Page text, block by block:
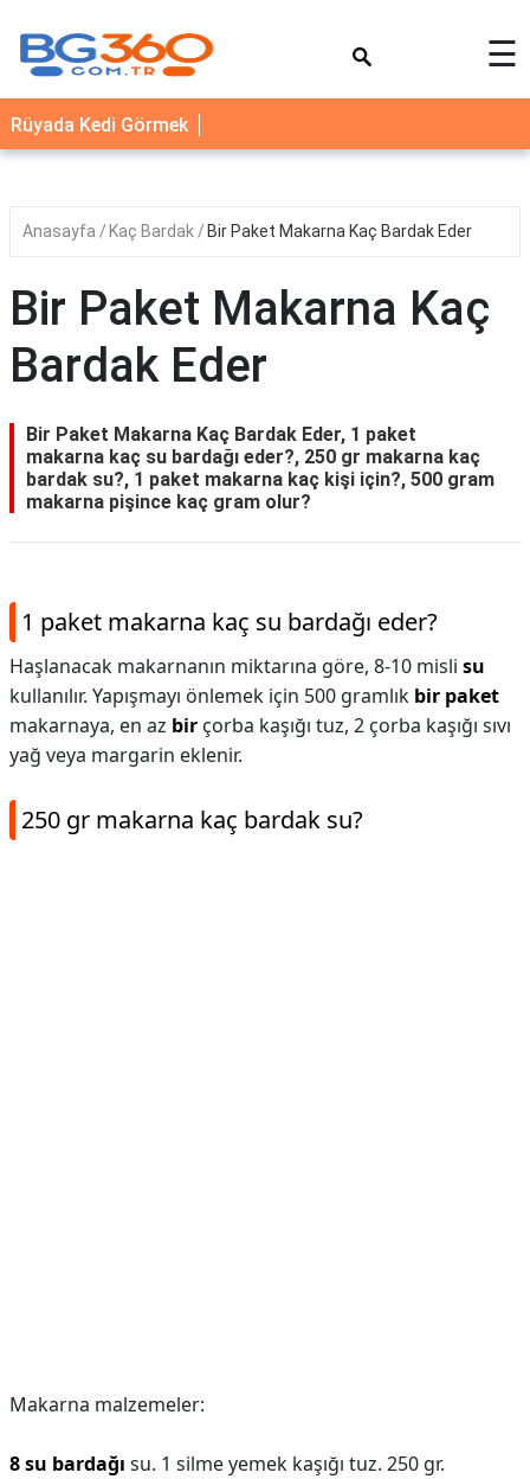
YEMEK
TARİFLERİ
SAĞLIK
İLETİŞİM
☰
Rüyada Kedi Görmek
Anasayfa Kaç Bardak Bir Paket Makarna Kaç Bardak Eder
Bir Paket Makarna Kaç
Bardak Eder
Bir Paket Makarna Kaç Bardak Eder, 1 paket
makarna kaç su bardağı eder?, 250 gr makarna kaç
bardak su?, 1 paket makarna kaç kişi için?, 500 gram
makarna pişince kaç gram olur?
1 paket makarna kaç su bardağı eder?
Haşlanacak makarnanın miktarına göre, 8-10 misli su
kullanılır. Yapışmayı önlemek için 500 gramlık bir paket
makarnaya, en az bir çorba kaşığı tuz, 2 çorba kaşığı sıvı
yağ veya margarin eklenir.
250 gr makarna kaç bardak su?
Makarna malzemeler:
8 su bardağı su. 1 silme yemek kaşığı tuz. 250 gr.